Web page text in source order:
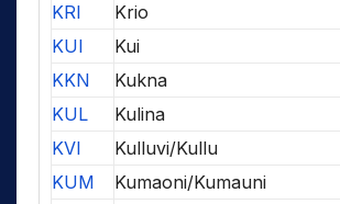
KRI
Krio
KUI
Kui
KKN
Kukna
KUL
Kulina
KVI
Kulluvi/Kullu
KUM
Kumaoni/Kumauni